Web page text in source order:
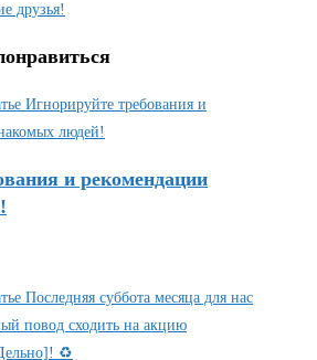
друзья!
и рекомендации